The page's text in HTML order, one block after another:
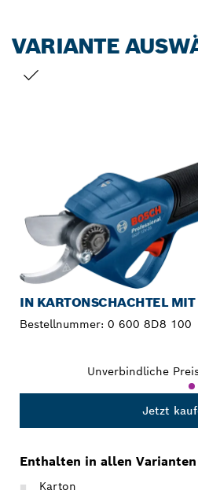
VARIANTE
IN KARTONSCHACHTEL
Bestellnummer: 0 600 8D8 100
Unverbindliche
Jetzt
Enthalten in allen Varianten
Karton